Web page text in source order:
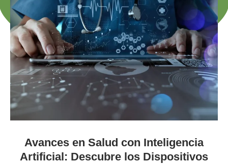
Avances en Salud con Inteligencia
Artificial: Descubre los Dispositivos